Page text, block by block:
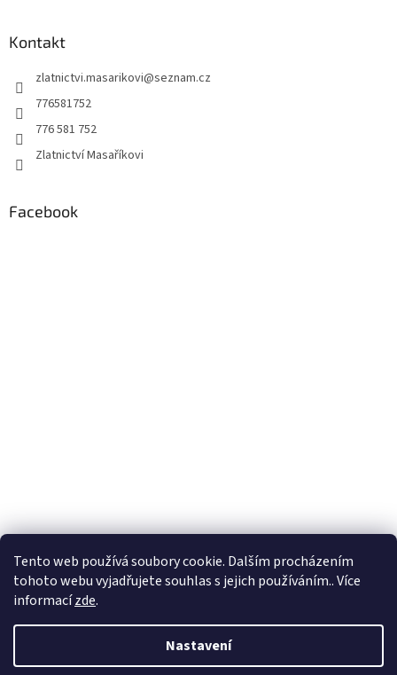
Tento web používá soubory cookie. Dalším procházením
tohoto webu vyjadřujete souhlas s jejich používáním.. Více
informacízde.
Nastavení
Kontakt
zlatnictvi.masarikovi@seznam.cz
776581752
776 581 752
Zlatnictví Masaříkovi
Facebook
Vytvořil Shoptet